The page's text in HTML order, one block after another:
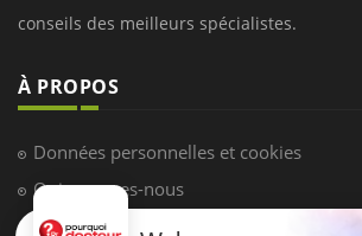
conseils des meilleurs spécialistes.
À PROPOS
Données personnelles et cookies
Qui sommes-nous
Conditions d'utilisation